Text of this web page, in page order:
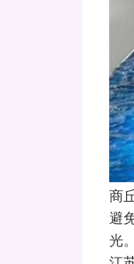
商
避
光